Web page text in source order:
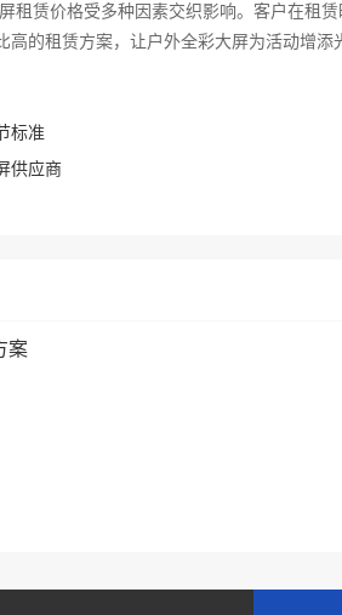
租赁价格受多种因素交织影响。客户在租
的租赁方案，让户外全彩大屏为活动增添
标准
供应商
案